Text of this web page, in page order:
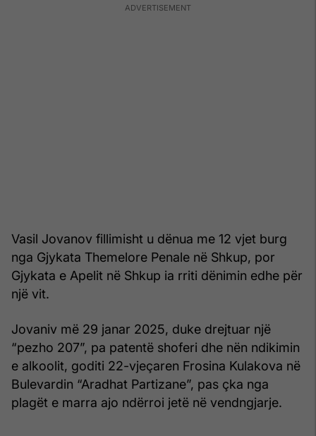
Vasil Jovanov fillimisht u dënua me 12 vjet burg
nga Gjykata Themelore Penale në Shkup, por
Gjykata e Apelit në Shkup ia rriti dënimin edhe për
një vit.
Jovaniv më 29 janar 2025, duke drejtuar një
“pezho 207”, pa patentë shoferi dhe nën ndikimin
e alkoolit, goditi 22-vjeçaren Frosina Kulakova në
Bulevardin “Aradhat Partizane”, pas çka nga
plagët e marra ajo ndërroi jetë në vendngjarje.